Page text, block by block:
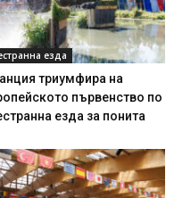
езда
триумфира на
първенство по
езда за понита